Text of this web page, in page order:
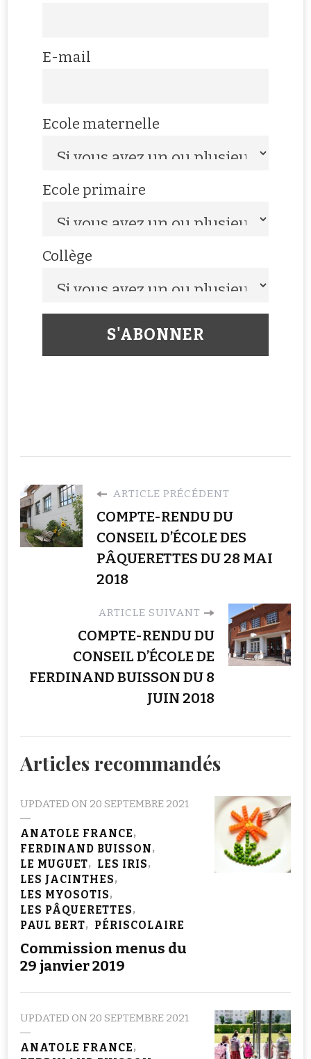
E-mail
Ecole maternelle
Ecole primaire
Collège
ARTICLE PRÉCÉDENT
COMPTE-RENDU DU
CONSEIL D’ÉCOLE DES
PÂQUERETTES DU 28 MAI
2018
ARTICLE SUIVANT
COMPTE-RENDU DU
CONSEIL D’ÉCOLE DE
FERDINAND BUISSON DU 8
JUIN 2018
Articles recommandés
UPDATED ON 20 SEPTEMBRE 2021
ANATOLE FRANCE
FERDINAND BUISSON
LE MUGUET
LES IRIS
LES JACINTHES
LES MYOSOTIS
LES PÂQUERETTES
PAUL BERT
PÉRISCOLAIRE
Commission menus du
29 janvier 2019
UPDATED ON 20 SEPTEMBRE 2021
ANATOLE FRANCE